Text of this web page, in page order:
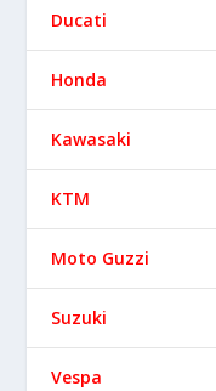
Ducati
Honda
Kawasaki
KTM
Moto Guzzi
Suzuki
Vespa